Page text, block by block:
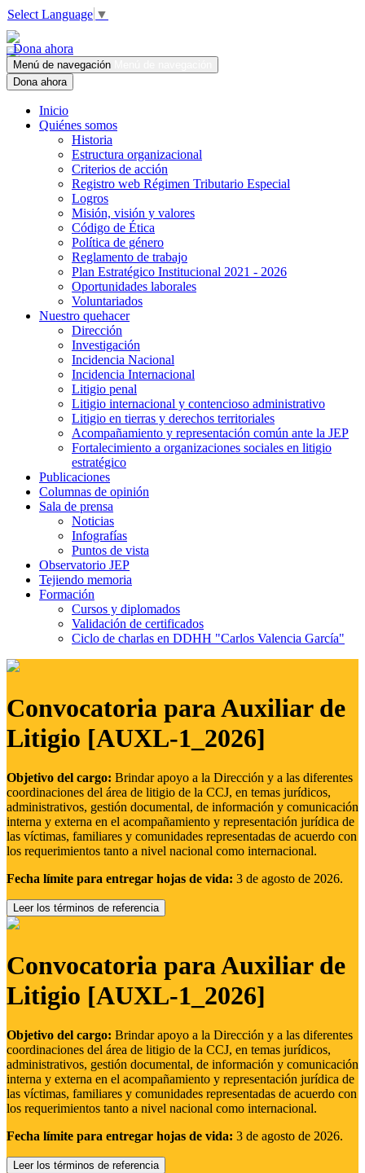
Select Language ▼
Dona ahora
Menú de navegación
Dona ahora
Inicio
Quiénes somos
Historia
Estructura organizacional
Criterios de acción
Registro web Régimen Tributario Especial
Logros
Misión, visión y valores
Código de Ética
Política de género
Reglamento de trabajo
Plan Estratégico Institucional 2021 - 2026
Oportunidades laborales
Voluntariados
Nuestro quehacer
Dirección
Investigación
Incidencia Nacional
Incidencia Internacional
Litigio penal
Litigio internacional y contencioso administrativo
Litigio en tierras y derechos territoriales
Acompañamiento y representación común ante la JEP
Fortalecimiento a organizaciones sociales en litigio
estratégico
Publicaciones
Columnas de opinión
Sala de prensa
Noticias
Infografías
Puntos de vista
Observatorio JEP
Tejiendo memoria
Formación
Cursos y diplomados
Validación de certificados
Ciclo de charlas en DDHH "Carlos Valencia García"
Convocatoria para Auxiliar de
Litigio [AUXL-1_2026]
Objetivo del cargo: Brindar apoyo a la Dirección y a las diferentes
coordinaciones del área de litigio de la CCJ, en temas jurídicos,
administrativos, gestión documental, de información y comunicación
interna y externa en el acompañamiento y representación jurídica de
las víctimas, familiares y comunidades representadas de acuerdo con
los requerimientos tanto a nivel nacional como internacional.
Fecha límite para entregar hojas de vida: 3 de agosto de 2026.
Leer los términos de referencia
Convocatoria para Auxiliar de
Litigio [AUXL-1_2026]
Objetivo del cargo: Brindar apoyo a la Dirección y a las diferentes
coordinaciones del área de litigio de la CCJ, en temas jurídicos,
administrativos, gestión documental, de información y comunicación
interna y externa en el acompañamiento y representación jurídica de
las víctimas, familiares y comunidades representadas de acuerdo con
los requerimientos tanto a nivel nacional como internacional.
Fecha límite para entregar hojas de vida: 3 de agosto de 2026.
Leer los términos de referencia